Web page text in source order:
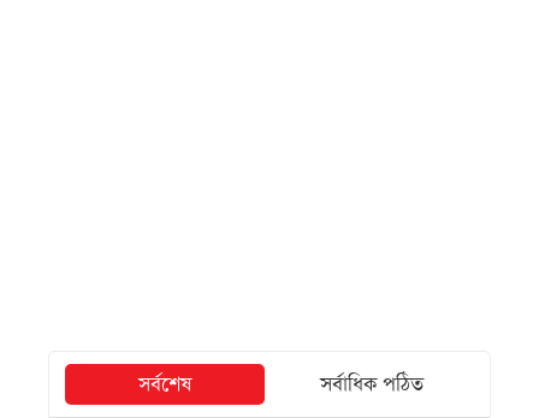
সর্বশেষ
সর্বাধিক পঠিত